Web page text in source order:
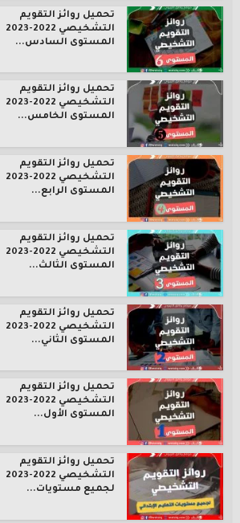
تحميل روائز التقويم
التشخيصي 2022-2023
المستوى السادس...
تحميل روائز التقويم
التشخيصي 2022-2023
المستوى الخامس...
تحميل روائز التقويم
التشخيصي 2022-2023
المستوى الرابع...
تحميل روائز التقويم
التشخيصي 2022-2023
المستوى الثالث...
تحميل روائز التقويم
التشخيصي 2022-2023
المستوى الثاني...
تحميل روائز التقويم
التشخيصي 2022-2023
المستوى الأول...
تحميل روائز التقويم
التشخيصي 2022-2023
لجميع مستويات...